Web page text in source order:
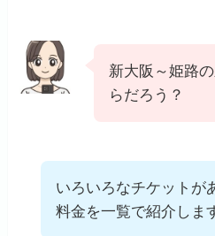
新大阪～姫路
らだろう？
いろいろなチケットが
料金を一覧で紹介しま